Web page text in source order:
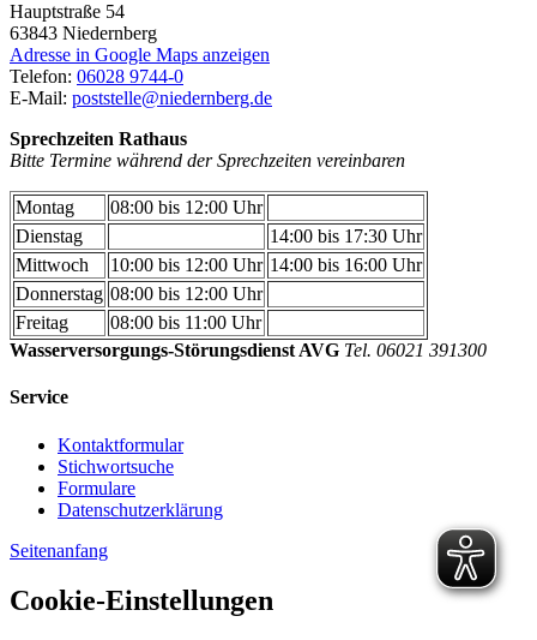
Hauptstraße 54
63843 Niedernberg
Adresse in Google Maps anzeigen
Telefon: 06028 9744-0
E-Mail: poststelle@niedernberg.de
Sprechzeiten Rathaus
Bitte Termine während der Sprechzeiten vereinbaren
Montag
08:00 bis 12:00 Uhr
Dienstag
14:00 bis 17:30 Uhr
Mittwoch
10:00 bis 12:00 Uhr 14:00 bis 16:00 Uhr
Donnerstag 08:00 bis 12:00 Uhr
Freitag
08:00 bis 11:00 Uhr
Wasserversorgungs-Störungsdienst AVG Tel. 06021 391300
Service
Kontaktformular
Stichwortsuche
Formulare
Datenschutzerklärung
Seitenanfang
Cookie-Einstellungen